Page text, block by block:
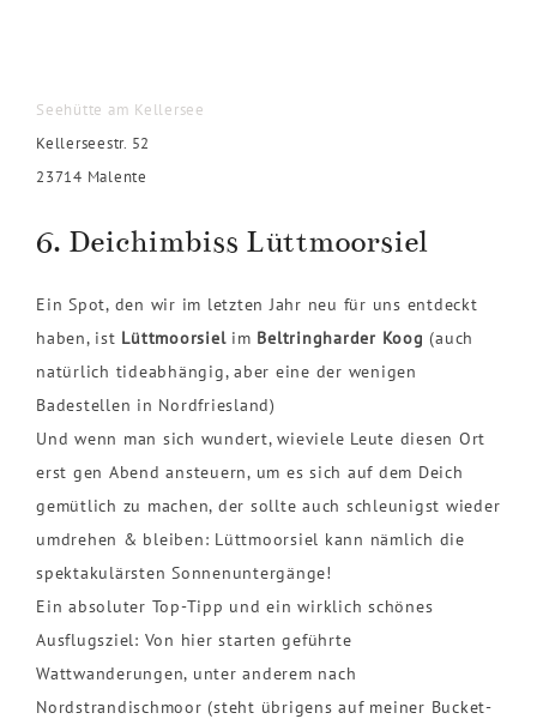
Seehütte am Kellersee
Kellerseestr. 52
23714 Malente
6. Deichimbiss Lüttmoorsiel
Ein Spot, den wir im letzten Jahr neu für uns entdeckt
haben, ist Lüttmoorsielim Beltringharder Koog (auch
natürlich tideabhängig, aber eine der wenigen
Badestellen in Nordfriesland)
Und wenn man sich wundert, wieviele Leute diesen Ort
erst gen Abend ansteuern, um es sich auf dem Deich
gemütlich zu machen, der sollte auch schleunigst wieder
umdrehen & bleiben: Lüttmoorsiel kann nämlich die
spektakulärsten Sonnenuntergänge!
Ein absoluter Top-Tipp und ein wirklich schönes
Ausflugsziel: Von hier starten geführte
Wattwanderungen, unter anderem nach
Nordstrandischmoor (steht übrigens auf meiner Bucket-